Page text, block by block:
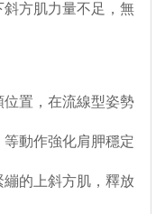
斜方肌力量不足，無
置，在流線型姿勢
動作強化肩胛穩定
繃的上斜方肌，釋放